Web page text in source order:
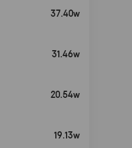
37.40w
31.46w
20.54w
19.13w